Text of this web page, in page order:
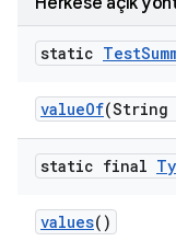
static Test
valueOf(String
static final
values()